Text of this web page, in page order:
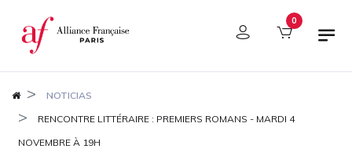
Panel de gestión de cookies 0
NOTICIAS
RENCONTRE LITTÉRAIRE : PREMIERS ROMANS - MARDI 4
NOVEMBRE À 19H